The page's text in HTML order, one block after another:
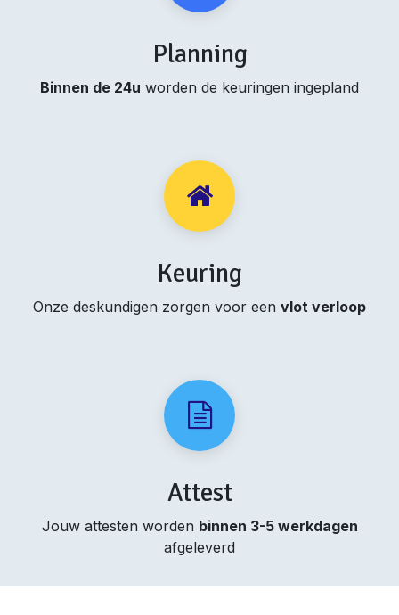
Planning
Binnen de 24u worden de keuringen ingepland
Keuring
Onze deskundigen zorgen voor een vlot verloop
Attest
Jouw attesten worden binnen 3-5 werkdagen
afgeleverd